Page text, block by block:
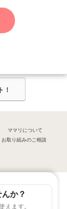
か？
えます。
せていただきま
！
ママリについて
お取り組みのご相談